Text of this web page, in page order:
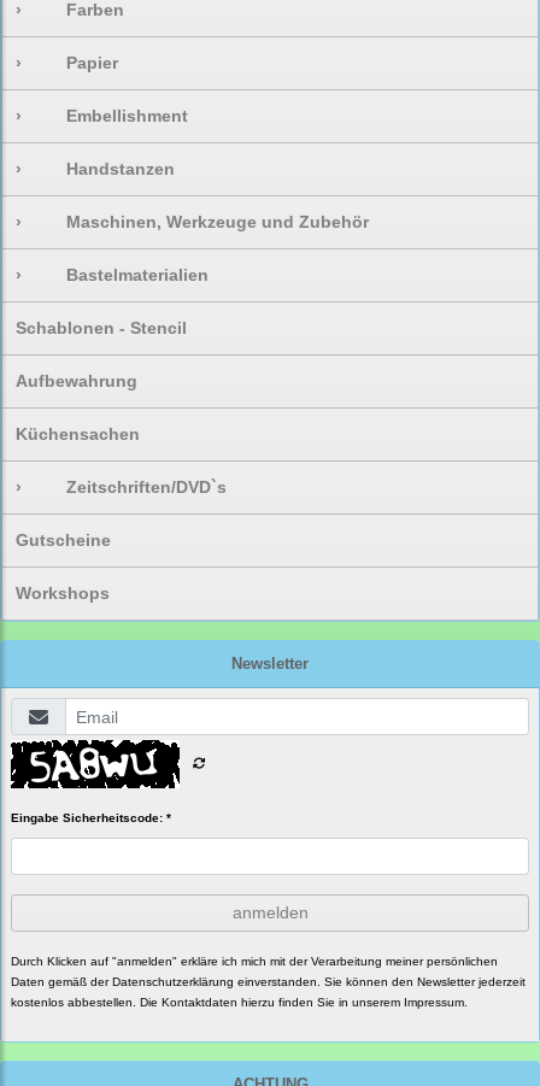
› Farben
› Papier
› Embellishment
› Handstanzen
› Maschinen, Werkzeuge und Zubehör
› Bastelmaterialien
Schablonen - Stencil
Aufbewahrung
Küchensachen
› Zeitschriften/DVD`s
Gutscheine
Workshops
Newsletter
Eingabe Sicherheitscode: *
anmelden
Durch Klicken auf "anmelden" erkläre ich mich mit der Verarbeitung meiner persönlichen
Daten gemäß der Datenschutzerklärung einverstanden. Sie können den Newsletter jederzeit
kostenlos abbestellen. Die Kontaktdaten hierzu finden Sie in unserem Impressum.